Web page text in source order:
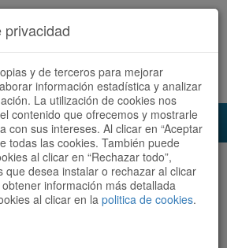
ara Español Català
Ordenar per:Més recents/ Dificultat
privacidad
y de terceros para mejorar
información estadística y analizar
La utilización de cookies nos
contenido que ofrecemos y mostrarle
con sus intereses. Al clicar en “Aceptar
todas las cookies. También puede
al clicar en “Rechazar todo”,
que desea instalar o rechazar al clicar
obtener información más detallada
al clicar en la politica de cookies.